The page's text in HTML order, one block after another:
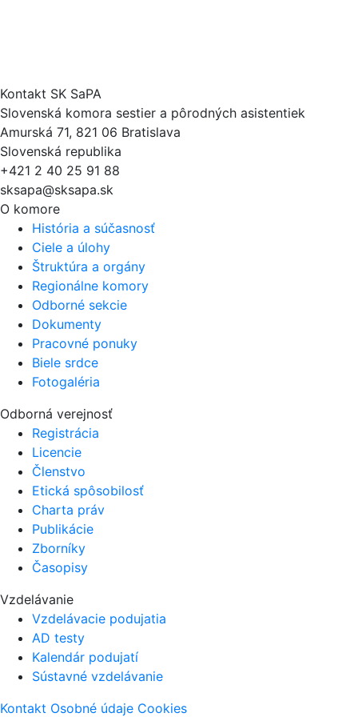
Kontakt SK SaPA
Slovenská komora sestier a pôrodných asistentiek
Amurská 71, 821 06 Bratislava
Slovenská republika
+421 2 40 25 91 88
sksapa@sksapa.sk
O komore
História a súčasnosť
Ciele a úlohy
Štruktúra a orgány
Regionálne komory
Odborné sekcie
Dokumenty
Pracovné ponuky
Biele srdce
Fotogaléria
Odborná verejnosť
Registrácia
Licencie
Členstvo
Etická spôsobilosť
Charta práv
Publikácie
Zborníky
Časopisy
Vzdelávanie
Vzdelávacie podujatia
AD testy
Kalendár podujatí
Sústavné vzdelávanie
Kontakt Osobné údaje Cookies